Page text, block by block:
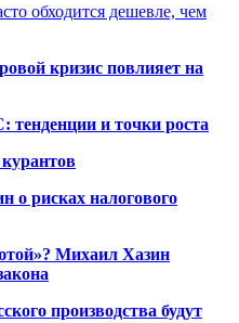
обходится дешевле, чем
кризис повлияет на
тенденции и точки роста
о рисках налогового
Михаил Хазин
производства будут